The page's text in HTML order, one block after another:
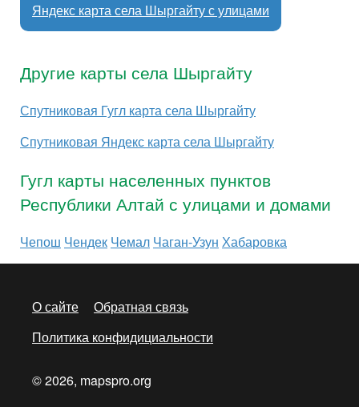
Яндекс карта села Шыргайту с улицами
Другие карты села Шыргайту
Спутниковая Гугл карта села Шыргайту
Спутниковая Яндекс карта села Шыргайту
Гугл карты населенных пунктов
Республики Алтай с улицами и домами
Чепош Чендек Чемал Чаган-Узун Хабаровка
О сайте
Обратная связь
Политика конфидициальности
© 2026, mapspro.org